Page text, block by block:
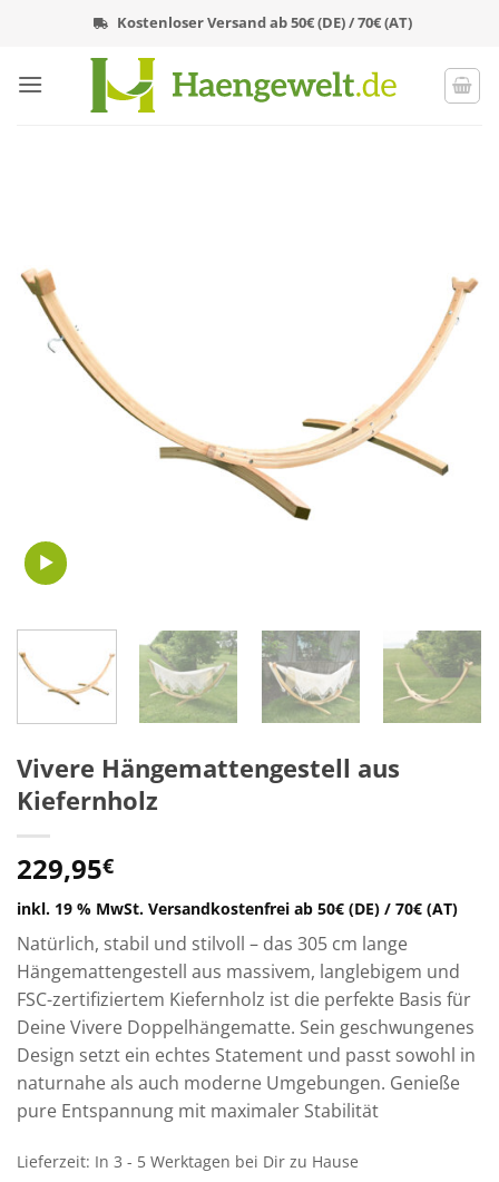
Kostenloser Versand ab 50€ (DE) / 70€ (AT)
Vivere Hängemattengestell aus
Kiefernholz
229,95€
inkl. 19 % MwSt. Versandkostenfrei ab 50€ (DE) / 70€ (AT)
Natürlich, stabil und stilvoll – das 305 cm lange
Hängemattengestell aus massivem, langlebigem und
FSC-zertifiziertem Kiefernholz ist die perfekte Basis für
Deine Vivere Doppelhängematte. Sein geschwungenes
Design setzt ein echtes Statement und passt sowohl in
naturnahe als auch moderne Umgebungen. Genieße
pure Entspannung mit maximaler Stabilität
Lieferzeit: In 3 - 5 Werktagen bei Dir zu Hause